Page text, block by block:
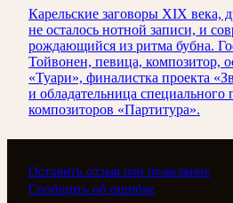
Карельские заговоры XIX века,
не осталось нотной записи, и
рождающийся из ритма бубна.
Тойвонен, певица, композитор,
«Туари», финалистка проекта
и обладательница
композиторов «Партитура».
Оставить отзыв или пожелание
Сообщить об ошибке